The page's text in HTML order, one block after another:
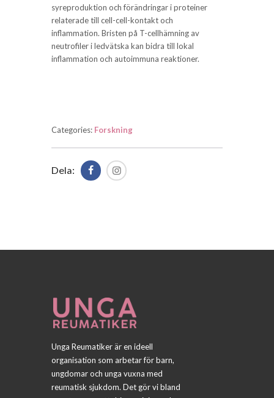
syreproduktion och förändringar i proteiner
relaterade till cell-cell-kontakt och
inflammation. Bristen på T-cellhämning av
neutrofiler i ledvätska kan bidra till lokal
inflammation och autoimmuna reaktioner.
Categories: Forskning
Dela:
Unga Reumatiker är en ideell
organisation som arbetar för barn,
ungdomar och unga vuxna med
reumatisk sjukdom. Det gör vi bland